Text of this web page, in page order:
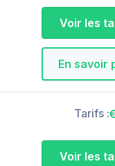
En savoir
Voir les
Tarifs :
Voir les